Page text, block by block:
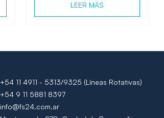
LEER MÁS
+54 11 4911 - 5313/9325 (Líneas Rotativas)
+54 9 11 5881 8397
info@fs24.com.ar